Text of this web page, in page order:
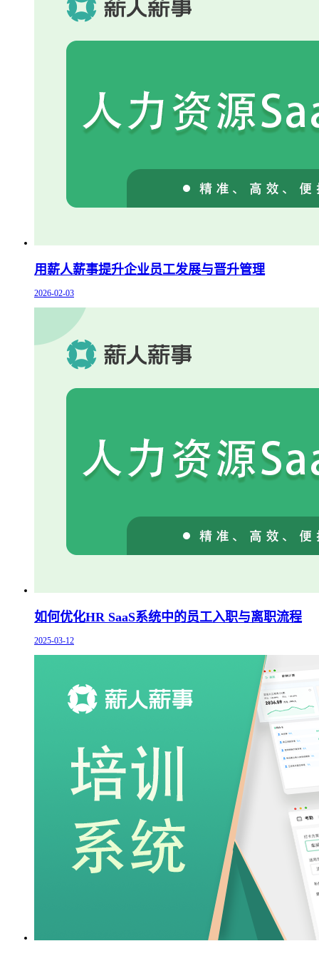
用薪人薪事提升企业员工发展与晋升管理
2026-02-03
如何优化HR SaaS系统中的员工入职与离职流程
2025-03-12